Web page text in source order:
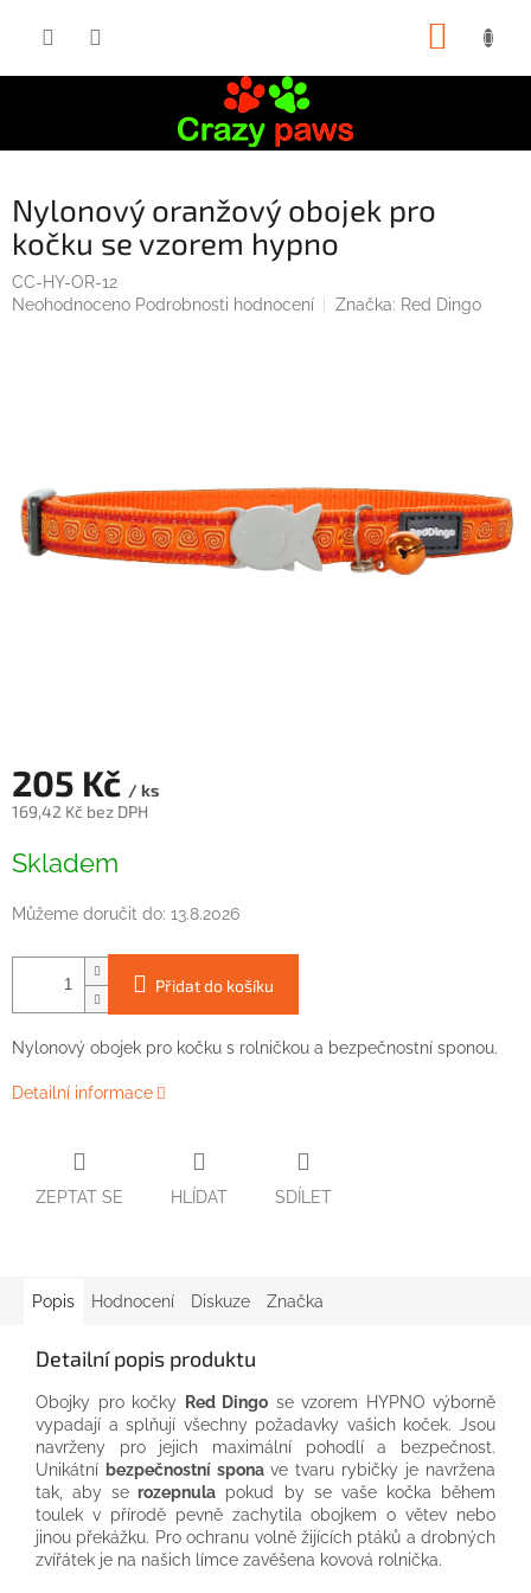
Nylonový oranžový obojek pro
kočku se vzorem hypno
CC-HY-OR-12
Průměrné
Neohodnoceno Podrobnosti hodnocení Značka: Red Dingo
205 Kč / ks
169,42 Kč bez DPH
cena:
Skladem
Můžeme doručit do: 13.8.2026
Přidat do košíku
Nylonový obojek pro kočku s rolničkou a bezpečnostní sponou.
Detailní informace
ZEPTAT SE HLÍDAT SDÍLET
Popis Hodnocení Diskuze Značka
Detailní popis produktu
Obojky pro kočky Red Dingo se vzorem HYPNO výborně
vypadají a splňují všechny požadavky vašich koček. Jsou
navrženy pro jejich maximální pohodlí a bezpečnost.
Unikátní bezpečnostní spona ve tvaru rybičky je navržena
tak, aby se rozepnula pokud by se vaše kočka během
toulek v přírodě pevně zachytila obojkem o větev nebo
jinou překážku. Pro ochranu volně žijících ptáků a drobných
zvířátek je na našich límce zavěšena kovová rolnička.